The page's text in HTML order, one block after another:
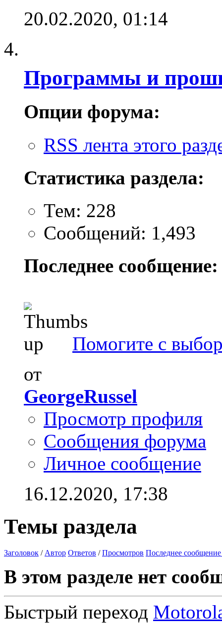
20.02.2020, 01:14
Программы и
Опции форума:
RSS лента этого
Статистика раздела:
Тем: 228
Сообщений: 1,493
Последнее сообщение:
Помогите с
от
GeorgeRussel
Просмотр профиля
Сообщения форума
Личное сообщение
16.12.2020, 17:38
Темы раздела
Заголовок / Автор Ответов /Просмотров Последнее сообщение
В этом разделе нет
Быстрый переход